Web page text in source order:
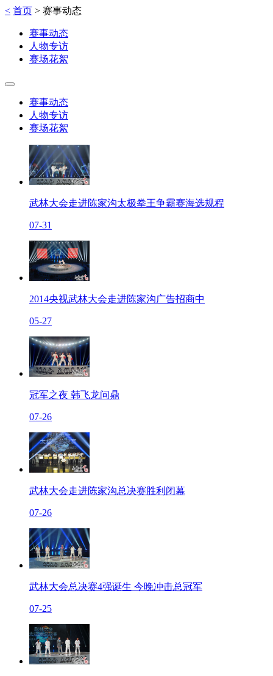
< 首页 > 赛事动态
赛事动态
人物专访
赛场花絮
赛事动态
人物专访
赛场花絮
武林大会走进陈家沟太极拳王争霸赛海选规程
07-31
2014央视武林大会走进陈家沟广告招商中
05-27
冠军之夜 韩飞龙问鼎
07-26
武林大会走进陈家沟总决赛胜利闭幕
07-26
武林大会总决赛4强诞生 今晚冲击总冠军
07-25